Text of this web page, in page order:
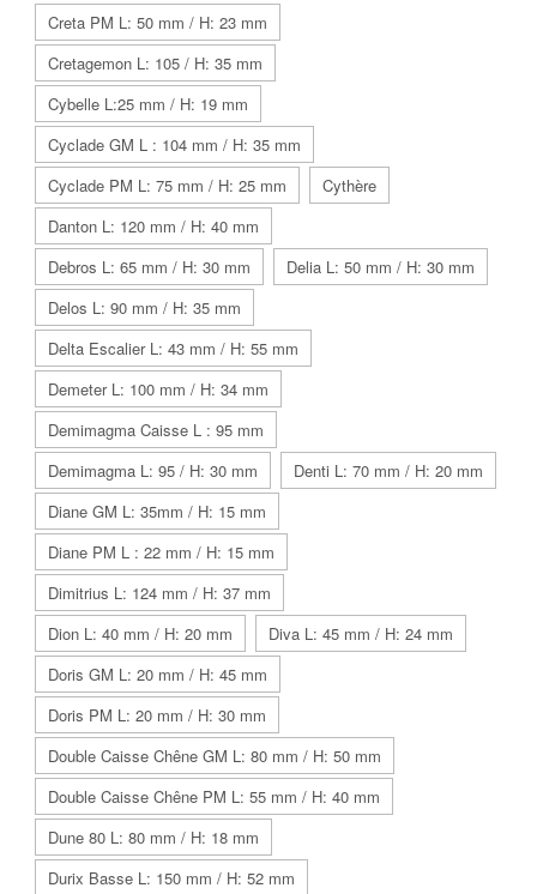
Creta PM L: 50 mm / H: 23 mm
Cretagemon L: 105 / H: 35 mm
Cybelle L:25 mm / H: 19 mm
Cyclade GM L : 104 mm / H: 35 mm
Cyclade PM L: 75 mm / H: 25 mm
Cythère
Danton L: 120 mm / H: 40 mm
Debros L: 65 mm / H: 30 mm
Delia L: 50 mm / H: 30 mm
Delos L: 90 mm / H: 35 mm
Delta Escalier L: 43 mm / H: 55 mm
Demeter L: 100 mm / H: 34 mm
Demimagma Caisse L : 95 mm
Demimagma L: 95 / H: 30 mm
Denti L: 70 mm / H: 20 mm
Diane GM L: 35mm / H: 15 mm
Diane PM L : 22 mm / H: 15 mm
Dimitrius L: 124 mm / H: 37 mm
Dion L: 40 mm / H: 20 mm
Diva L: 45 mm / H: 24 mm
Doris GM L: 20 mm / H: 45 mm
Doris PM L: 20 mm / H: 30 mm
Double Caisse Chêne GM L: 80 mm / H: 50 mm
Double Caisse Chêne PM L: 55 mm / H: 40 mm
Dune 80 L: 80 mm / H: 18 mm
Durix Basse L: 150 mm / H: 52 mm